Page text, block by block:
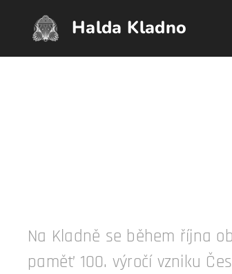
Halda Kladno
Na Kladně se během října
paměť 100. výročí vzniku